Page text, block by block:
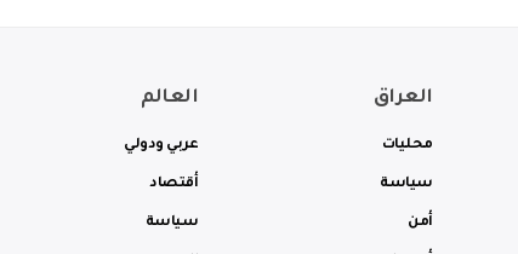
العراق
محليات
سياسة
أمن
العالم
عربي ودولي
أقتصاد
سياسة